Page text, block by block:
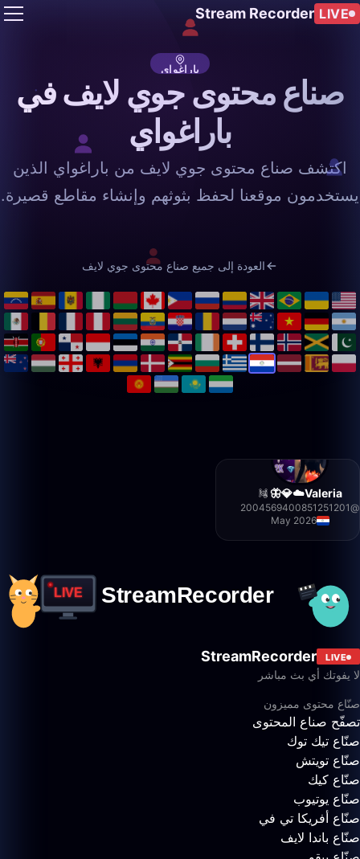
LIVE
Stream Recorder
باراغواي
صناع محتوى جوي لايف في
باراغواي
اكتشف صناع محتوى جوي لايف من باراغواي الذين
يستخدمون موقعنا لحفظ بثوثهم وإنشاء مقاطع قصيرة.
العودة إلى جميع صناع محتوى جوي لايف
Valeria☁️💎🦋
@
2004569400851251201
May 2026
LIVE
StreamRecorder
لا يفوتك أي بث مباشر
صنّاع محتوى مميزون
تصفّح صناع المحتوى
صنّاع تيك توك
صنّاع تويتش
صنّاع كيك
صنّاع يوتيوب
صنّاع أفريكا تي في
صنّاع باندا لايف